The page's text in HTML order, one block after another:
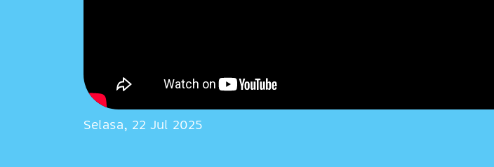
Selasa, 22 Jul 2025